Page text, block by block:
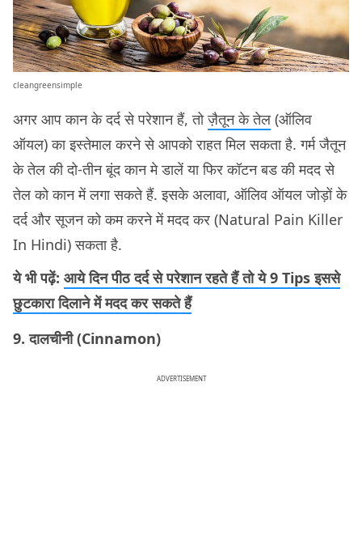
cleangreensimple
अगर आप कान के दर्द से परेशान हैं, तोज़ैतून के तेल (ऑलिव
ऑयल) का इस्तेमाल करने से आपको राहत मिल सकता है. गर्म जैतून
के तेल की दो-तीन बूंद कान मे डालें या फिर कॉटन बड की मदद से
तेल को कान में लगा सकते हैं. इसके अलावा, ऑलिव ऑयल जोड़ों के
दर्द और सूजन को कम करने में मदद कर (Natural Pain Killer
In Hindi) सकता है.
ये भी पढ़ें: आये दिन पीठ दर्द से परेशान रहते हैं तो ये 9 Tips इससे
छुटकारा दिलाने में मदद कर सकते हैं
9. दालचीनी (Cinnamon)
ADVERTISEMENT